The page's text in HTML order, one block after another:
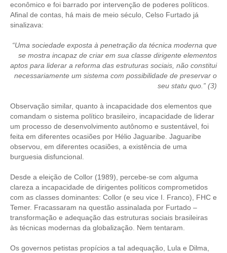
GUIA DAS ENGENHARIAS
CURSOS
ENGENHEIRO EMPREENDEDOR
PLATAFORMAS GRATUITAS
BENEFÍCIOS
APOSENTADORIA
CONVÊNIOS
PLANO DE SAÚDE
SEESPPREV
econômico e foi barrado por intervenção de poderes políticos.
Afinal de contas, há mais de meio século, Celso Furtado já
sinalizava:
“Uma sociedade exposta à penetração da técnica moderna que
se mostra incapaz de criar em sua classe dirigente elementos
aptos para liderar a reforma das estruturas sociais, não constitui
necessariamente um sistema com possibilidade de preservar o
seu statu quo.” (3)
Observação similar, quanto à incapacidade dos elementos que
comandam o sistema político brasileiro, incapacidade de liderar
um processo de desenvolvimento autônomo e sustentável, foi
feita em diferentes ocasiões por Hélio Jaguaribe. Jaguaribe
observou, em diferentes ocasiões, a existência de uma
burguesia disfuncional.
Desde a eleição de Collor (1989), percebe-se com alguma
clareza a incapacidade de dirigentes políticos comprometidos
com as classes dominantes: Collor (e seu vice I. Franco), FHC e
Temer. Fracassaram na questão assinalada por Furtado –
transformação e adequação das estruturas sociais brasileiras
às técnicas modernas da globalização. Nem tentaram.
Os governos petistas propícios a tal adequação, Lula e Dilma,